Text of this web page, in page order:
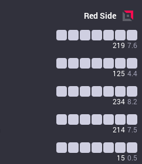
RedSide
219 7.6
125 4.4
234 8.2
214 7.5
15 0.5